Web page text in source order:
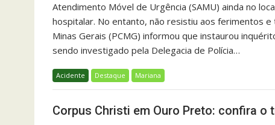
Atendimento Móvel de Urgência (SAMU) ainda no
hospitalar. No entanto, não resistiu aos ferimentos
Minas Gerais (PCMG) informou que instaurou
sendo investigado pela Delegacia de Polícia…
Acidente Destaque Mariana
Corpus Christi em Ouro Preto: confira